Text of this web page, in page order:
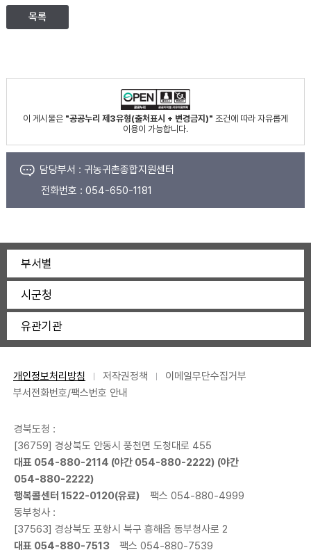
목록
이 게시물은 "공공누리 제3유형(출처표시 + 변경금지)" 조건에 따라 자유롭게
이용이 가능합니다.
담당부서 : 귀농귀촌종합지원센터
전화번호 : 054-650-1181
부서별
시군청
유관기관
개인정보처리방침 저작권정책
이메일무단수집거부
부서전화번호/팩스번호 안내
경북도청 :
[36759] 경상북도 안동시 풍천면 도청대로 455
대표 054-880-2114 (야간 054-880-2222) (야간
054-880-2222)
행복콜센터 1522-0120(유료)
팩스 054-880-4999
동부청사 :
[37563] 경상북도 포항시 북구 흥해읍 동부청사로 2
대표 054-880-7513 팩스 054-880-7539